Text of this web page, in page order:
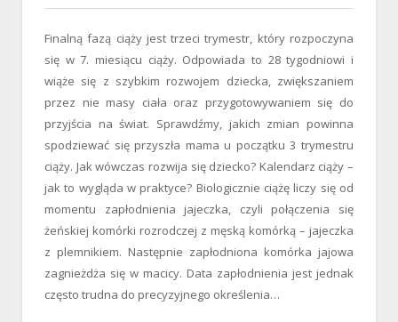
Finalną fazą ciąży jest trzeci trymestr, który rozpoczyna
się w 7. miesiącu ciąży. Odpowiada to 28 tygodniowi i
wiąże się z szybkim rozwojem dziecka, zwiększaniem
przez nie masy ciała oraz przygotowywaniem się do
przyjścia na świat. Sprawdźmy, jakich zmian powinna
spodziewać się przyszła mama u początku 3 trymestru
ciąży. Jak wówczas rozwija się dziecko? Kalendarz ciąży –
jak to wygląda w praktyce? Biologicznie ciążę liczy się od
momentu zapłodnienia jajeczka, czyli połączenia się
żeńskiej komórki rozrodczej z męską komórką – jajeczka
z plemnikiem. Następnie zapłodniona komórka jajowa
zagnieżdża się w macicy. Data zapłodnienia jest jednak
często trudna do precyzyjnego określenia…